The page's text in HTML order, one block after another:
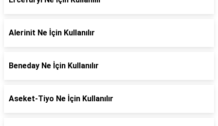
Alerinit Ne İçin Kullanılır
Beneday Ne İçin Kullanılır
Aseket-Tiyo Ne İçin Kullanılır